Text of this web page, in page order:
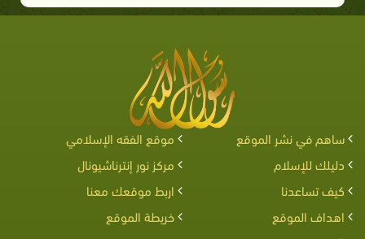
ساهم في نشر الموقع
موقع الفقه الإسلامي
دليلك للإسلام
مركز نور إنترناشيونال
كيف تساعدنا
اربط موقعك معنا
اهداف الموقع
خريطة الموقع